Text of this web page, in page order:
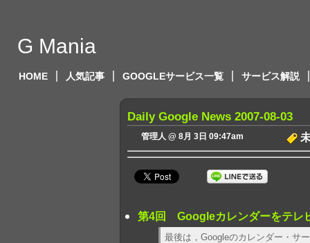
G Mania
HOME 人気記事 GOOGLEサービス一覧 サービス解説
Daily Google News 2007-08-03
管理人 @ 8月 3日 09:47am
第4回 Googleカレンダーをテレ
最後は，Googleのカレンダー・サ